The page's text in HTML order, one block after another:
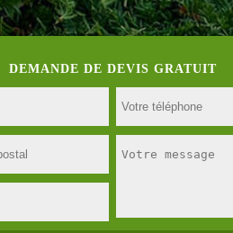
DEMANDE DE DEVIS GRATUIT